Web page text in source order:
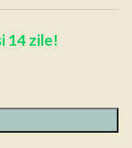
14 zile!